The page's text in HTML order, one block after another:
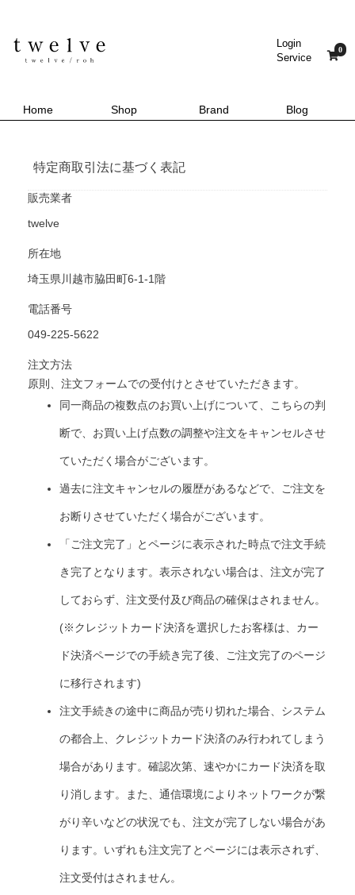
Login
Service
0
Home Shop Brand Blog
特定商取引法に基づく表記
販売業者
twelve
所在地
埼玉県川越市脇田町6-1-1階
電話番号
049-225-5622
注文方法
原則、注文フォームでの受付けとさせていただきます。
同一商品の複数点のお買い上げについて、こちらの判
断で、お買い上げ点数の調整や注文をキャンセルさせ
ていただく場合がございます。
過去に注文キャンセルの履歴があるなどで、ご注文を
お断りさせていただく場合がございます。
「ご注文完了」とページに表示された時点で注文手続
き完了となります。表示されない場合は、注文が完了
しておらず、注文受付及び商品の確保はされません。
(※クレジットカード決済を選択したお客様は、カー
ド決済ページでの手続き完了後、ご注文完了のページ
に移行されます)
注文手続きの途中に商品が売り切れた場合、システム
の都合上、クレジットカード決済のみ行われてしまう
場合があります。確認次第、速やかにカード決済を取
り消します。また、通信環境によりネットワークが繋
がり辛いなどの状況でも、注文が完了しない場合があ
ります。いずれも注文完了とページには表示されず、
注文受付はされません。